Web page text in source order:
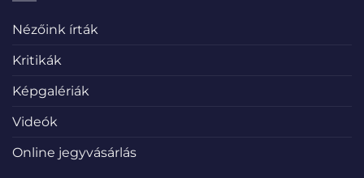
Nézőink írták
Kritikák
Képgalériák
Videók
Online jegyvásárlás